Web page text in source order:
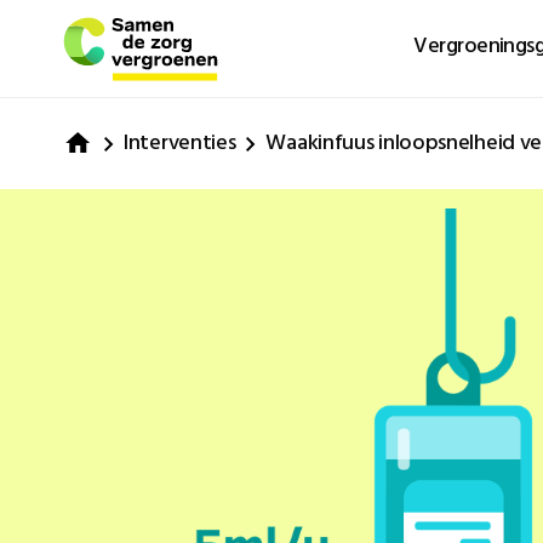
Interventies Waakinfuus inloopsnelheid